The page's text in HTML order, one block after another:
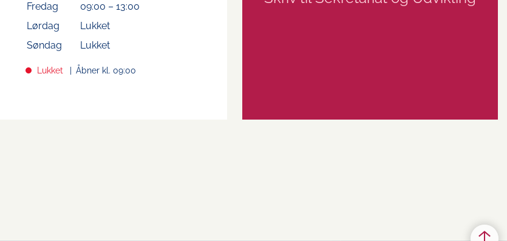
Fredag
09:00 –13:00
Lørdag
Lukket
Søndag
Lukket
Lukket Åbner kl. 09:00